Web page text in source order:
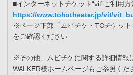
■インターネットチケット“vit”ご利用方
https://www.tohotheater.jp/vit/
※ページ下部「ムビチケ・TCチケット
をご確認ください
※その他、ムビチケに関する詳細情報
WALKER様ホームページもご参照くだ